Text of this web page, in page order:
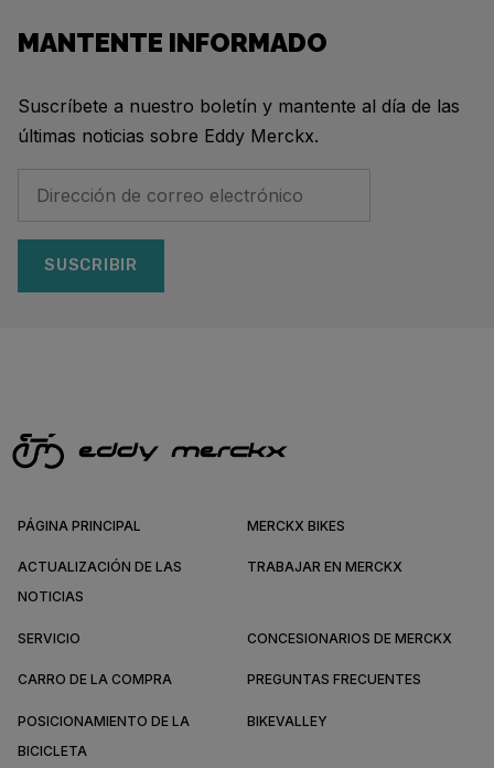
MANTENTE INFORMADO
Suscríbete a nuestro boletín y mantente al día de las
últimas noticias sobre Eddy Merckx.
SUSCRIBIR
PÁGINA PRINCIPAL MERCKX BIKES
ACTUALIZACIÓN DE LAS
NOTICIAS
TRABAJAR EN MERCKX
SERVICIO CONCESIONARIOS DE MERCKX
CARRO DE LA COMPRA PREGUNTAS FRECUENTES
POSICIONAMIENTO DE LA
BICICLETA
BIKEVALLEY